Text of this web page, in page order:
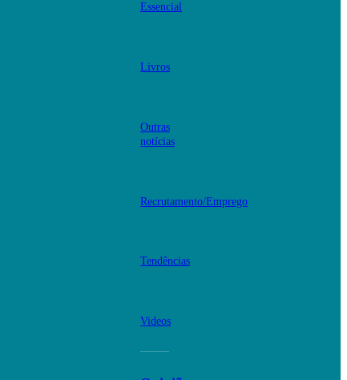
Essencial
Livros
Outras
notícias
Recrutamento/Emprego
Tendências
Videos